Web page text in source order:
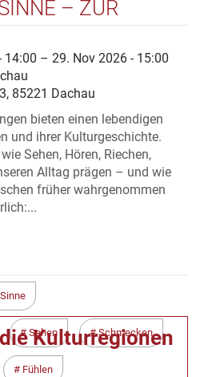
– ZUR
14:00 – 29. Nov 2026 - 15:00
85221 Dachau
bieten einen lebendigen
und ihrer Kulturgeschichte.
Sehen, Hören, Riechen,
Alltag prägen – und wie
früher wahrgenommen
Sinne
Sehen Schmecken
Fühlen
Kulturregionen